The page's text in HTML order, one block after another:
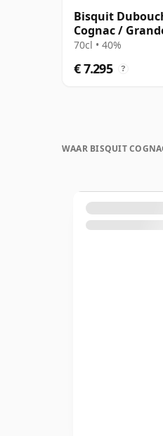
Bisquit
Cognac /
/ Bottled 1930s
70cl • 40%
€ 7.295 ?
WAAR BISQUIT